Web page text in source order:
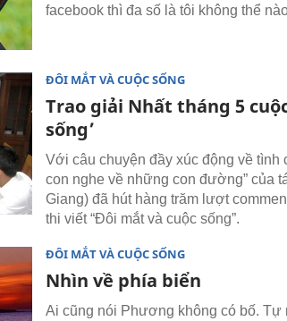
facebook thì đa số là tôi không thể
ĐÔI MẮT VÀ CUỘC SỐNG
Trao giải Nhất tháng 5
sống’
Với câu chuyện đầy xúc động về tình
con nghe về những con đường” của
Giang) đã hút hàng trăm lượt
thi viết “Đôi mắt và cuộc sống”.
ĐÔI MẮT VÀ CUỘC SỐNG
Nhìn về phía biển
Ai cũng nói Phương không có bố.